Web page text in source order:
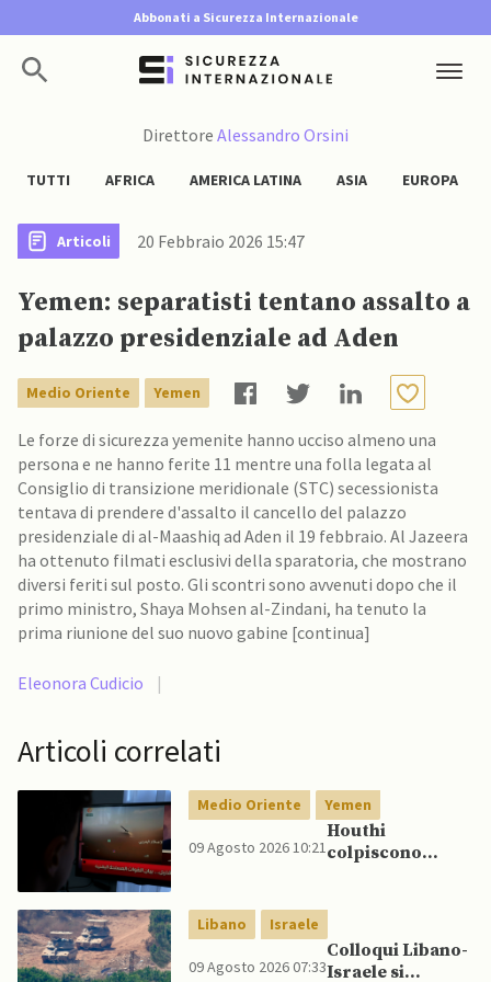
Abbonati a Sicurezza Internazionale
Direttore Alessandro Orsini
TUTTI AFRICA AMERICA LATINA ASIA EUROPA
Articoli 20 Febbraio 2026 15:47
Yemen: separatisti tentano assalto a
palazzo presidenziale ad Aden
Medio Oriente Yemen
Le forze di sicurezza yemenite hanno ucciso almeno una
persona e ne hanno ferite 11 mentre una folla legata al
Consiglio di transizione meridionale (STC) secessionista
tentava di prendere d'assalto il cancello del palazzo
presidenziale di al-Maashiq ad Aden il 19 febbraio. Al Jazeera
ha ottenuto filmati esclusivi della sparatoria, che mostrano
diversi feriti sul posto. Gli scontri sono avvenuti dopo che il
primo ministro, Shaya Mohsen al-Zindani, ha tenuto la
prima riunione del suo nuovo gabine [continua]
Eleonora Cudicio |
Articoli correlati
Medio Oriente Yemen
09 Agosto 2026 10:21
Houthi
colpiscono
Yemen rischia
conflitto più
Libano Israele
09 Agosto 2026 07:33
Colloqui Libano-
Israele si